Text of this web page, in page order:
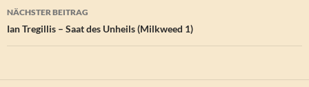
NÄCHSTER BEITRAG
Ian Tregillis – Saat des Unheils (Milkweed 1)